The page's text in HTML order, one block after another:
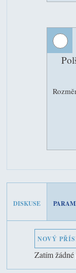
DISKUSE
NOVÝ
Zatím